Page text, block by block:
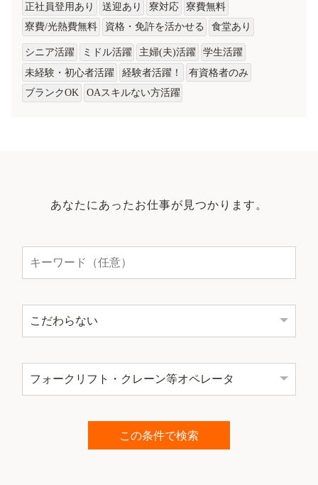
正社員登用あり
送迎あり 寮対応
寮費無料
寮費/光熱費無料
資格・免許を活かせる 食堂あり
シニア活躍 ミドル活躍 主婦(夫)活躍
学生活躍
未経験・初心者活躍
経験者活躍！
有資格者のみ
ブランクOK
OAスキルない方活躍
あなたにあったお仕事が見つかります。